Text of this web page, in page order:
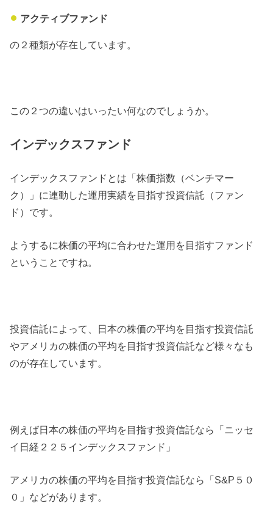
アクティブファンド
の２種類が存在しています。
この２つの違いはいったい何なのでしょうか。
インデックスファンド
インデックスファンドとは「株価指数（ベンチマー
ク）」に連動した運用実績を目指す投資信託（ファン
ド）です。
ようするに株価の平均に合わせた運用を目指すファンド
ということですね。
投資信託によって、日本の株価の平均を目指す投資信託
やアメリカの株価の平均を目指す投資信託など様々なも
のが存在しています。
例えば日本の株価の平均を目指す投資信託なら「ニッセ
イ日経２２５インデックスファンド」
アメリカの株価の平均を目指す投資信託なら「S&P５０
０」などがあります。